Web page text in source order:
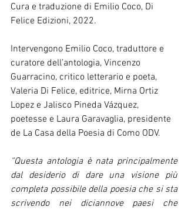
Cura e traduzione di Emilio Coco, Di
Felice Edizioni, 2022.
Intervengono Emilio Coco, traduttore e
curatore dell’antologia, Vincenzo
Guarracino, critico letterario e poeta,
Valeria Di Felice, editrice, Mirna Ortiz
Lopez e Jalisco Pineda Vázquez,
poetesse e Laura Garavaglia, presidente
de La Casa della Poesia di Como ODV.
“Questa antologia è nata principalmente
dal desiderio di dare una visione più
completa possibile della poesia che si sta
scrivendo nei diciannove paesi che